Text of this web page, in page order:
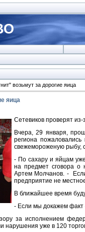
возьмут за дорогие яица
яица
Сетевиков проверят
Вчера, 29 января,
региона
свежемороженую рыбу,
- По сахару и яйцам
на предмет сговора о
Артем Молчанов. - Если
предприятие не
В ближайшее время
- Если мы докажем факт
за исполнением
нарушения уже в 120